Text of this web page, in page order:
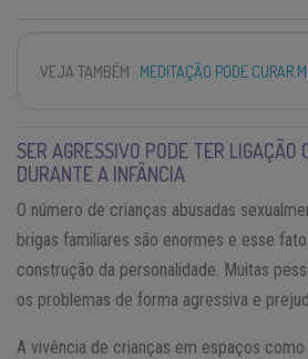
VEJA TAMBÉM MEDITAÇÃO PODE CURAR
SER AGRESSIVO PODE TER LIGAÇÃO
DURANTE A INFÂNCIA
O número de crianças abusadas
brigas familiares são enormes e esse
construção da personalidade. Muitas
os problemas de forma agressiva e
A vivência de crianças em espaços